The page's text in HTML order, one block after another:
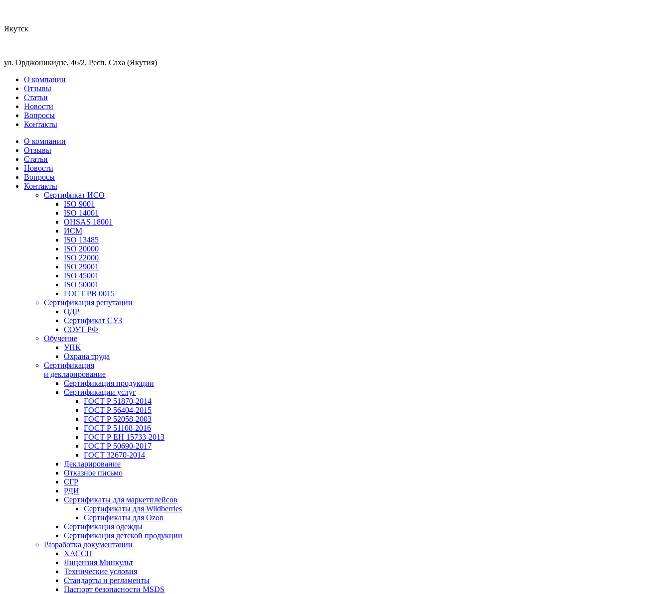
Якутск
ул. Орджоникидзе, 46/2, Респ. Саха (Якутия)
О компании
Отзывы
Статьи
Новости
Вопросы
Контакты
О компании
Отзывы
Статьи
Новости
Вопросы
Контакты
Сертификат ИСО
ISO 9001
ISO 14001
OHSAS 18001
ИСМ
ISO 13485
ISO 20000
ISO 22000
ISO 29001
ISO 45001
ISO 50001
ГОСТ РВ 0015
Сертификация репутации
ОДР
Сертификат СУЗ
СОУТ РФ
Обучение
УПК
Охрана труда
Сертификация
и декларирование
Сертификация продукции
Сертификации услуг
ГОСТ Р 51870-2014
ГОСТ Р 56404-2015
ГОСТ Р 52058-2003
ГОСТ Р 51108-2016
ГОСТ Р ЕН 15733-2013
ГОСТ Р 50690-2017
ГОСТ 32670-2014
Декларирование
Отказное письмо
СГР
РДИ
Сертификаты для маркетплейсов
Сертификаты для Wildberries
Сертификаты для Ozon
Сертификация одежды
Сертификация детской продукции
Разработка документации
ХАССП
Лицензия Минкульт
Технические условия
Стандарты и регламенты
Паспорт безопасности MSDS